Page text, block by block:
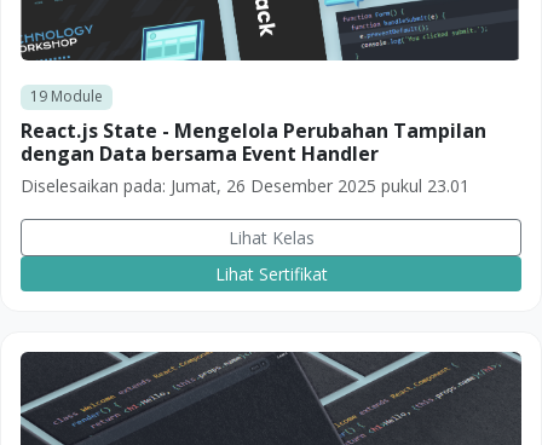
19Module
React.js State - Mengelola Perubahan Tampilan
dengan Data bersama Event Handler
Diselesaikan pada: Jumat, 26 Desember 2025 pukul 23.01
Lihat Kelas
Lihat Sertifikat